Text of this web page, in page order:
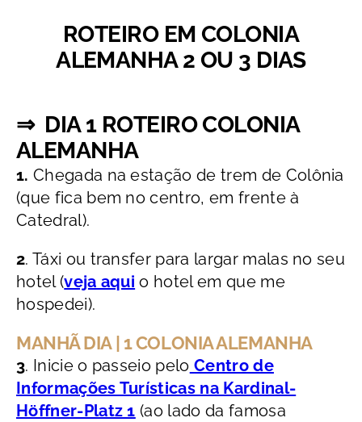
ROTEIRO EM COLONIA
ALEMANHA 2 OU 3 DIAS
⇒ DIA 1 ROTEIRO COLONIA
ALEMANHA
1. Chegada na estação de trem de Colônia
(que fica bem no centro, em frente à
Catedral).
2. Táxi ou transfer para largar malas no seu
hotel (veja aqui o hotel em que me
hospedei).
MANHÃ DIA | 1 COLONIA ALEMANHA
3. Inicie o passeio pelo Centro de
Informações Turísticas na Kardinal-
Höffner-Platz 1 (ao lado da famosa